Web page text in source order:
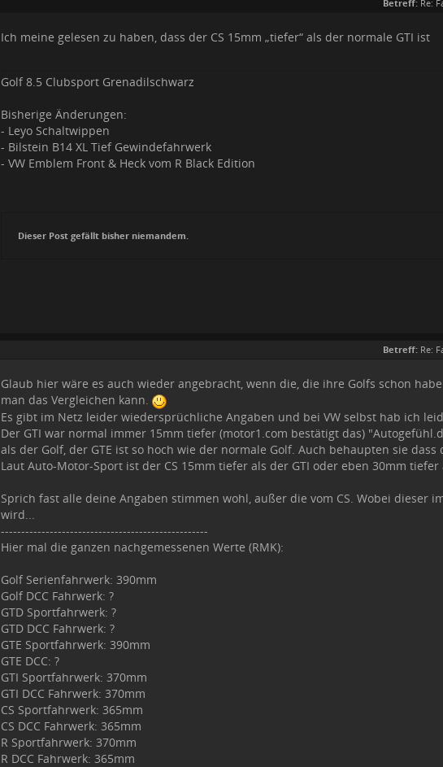
Betreff: Re:
Ich meine gelesen zu haben, dass der CS 15mm „tiefer“ als der normale GTI ist
Golf 8.5 Clubsport Grenadilschwarz
Bisherige Änderungen:
- Leyo Schaltwippen
- Bilstein B14 XL Tief Gewindefahrwerk
- VW Emblem Front & Heck vom R Black Edition
Dieser Post gefällt bisher niemandem.
Betreff: Re:
Glaub hier wäre es auch wieder angebracht, wenn die, die ihre Golfs schon
man das Vergleichen kann.
Es gibt im Netz leider wiedersprüchliche Angaben und bei VW selbst hab ich
Der GTI war normal immer 15mm tiefer (motor1.com bestätigt das)
als der Golf, der GTE ist so hoch wie der normale Golf. Auch behaupten sie
Laut Auto-Motor-Sport ist der CS 15mm tiefer als der GTI oder eben 30mm tiefer
Sprich fast alle deine Angaben stimmen wohl, außer die vom CS. Wobei dieser
wird...
---------------------------------------------------
Hier mal die ganzen nachgemessenen Werte (RMK):
Golf Serienfahrwerk: 390mm
Golf DCC Fahrwerk: ?
GTD Sportfahrwerk: ?
GTD DCC Fahrwerk: ?
GTE Sportfahrwerk: 390mm
GTE DCC: ?
GTI Sportfahrwerk: 370mm
GTI DCC Fahrwerk: 370mm
CS Sportfahrwerk: 365mm
CS DCC Fahrwerk: 365mm
R Sportfahrwerk: 370mm
R DCC Fahrwerk: 365mm